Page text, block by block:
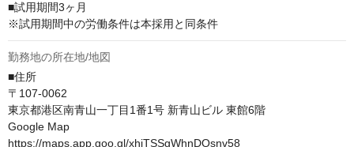
■試用期間3ヶ月
※試用期間中の労働条件は本採用と同条件
勤務地の所在地/地図
■住所
〒107-0062
東京都港区南青山一丁目1番1号 新青山ビル 東館6階
Google Map
https://maps.app.goo.gl/xhjTSSgWhnDQsnv58